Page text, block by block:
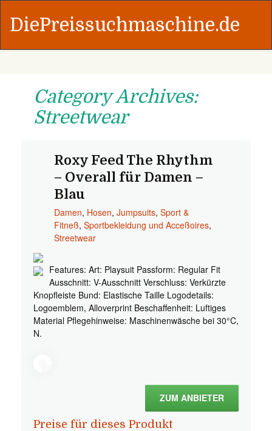
DiePreissuchmaschine.de
Category Archives:
Streetwear
Roxy Feed The Rhythm
– Overall für Damen –
Blau
Damen, Hosen, Jumpsuits, Sport &
Fitneß, Sportbekleidung und Acceßoires,
Streetwear
Features: Art: Playsuit Passform: Regular Fit
Ausschnitt: V-Ausschnitt Verschluss: Verkürzte
Knopfleiste Bund: Elastische Taille Logodetails:
Logoemblem, Alloverprint Beschaffenheit: Luftiges
Material Pflegehinweise: Maschinenwäsche bei 30°C,
N.
ZUM ANBIETER
Preise für dieses Produkt